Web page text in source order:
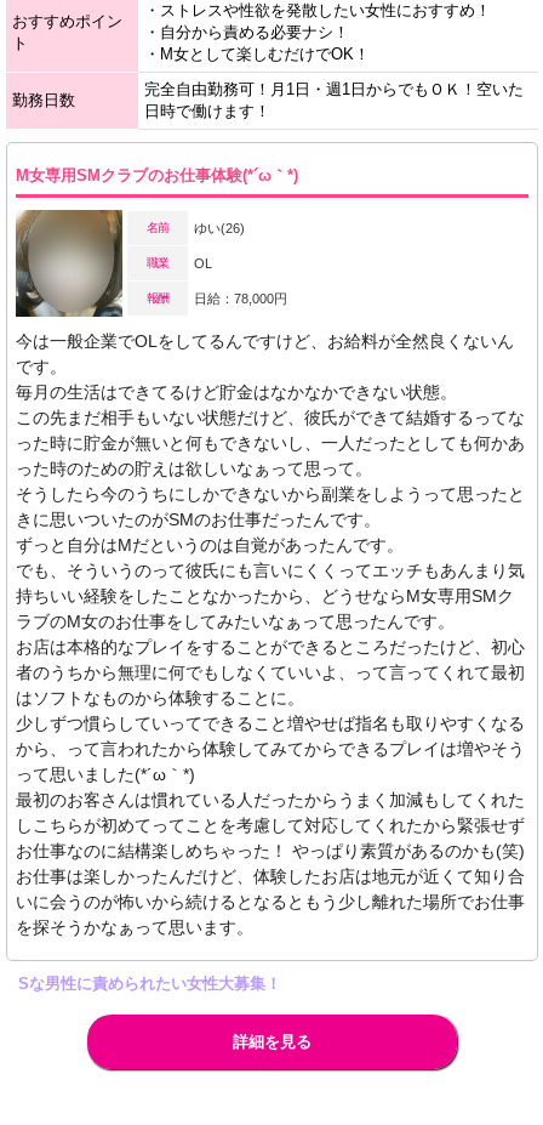
おすすめポイン
ト
・ストレスや性欲を発散したい女性におすすめ！
・自分から責める必要ナシ！
・M女として楽しむだけでOK！
勤務日数
完全自由勤務可！月1日・週1日からでもＯＫ！空いた
日時で働けます！
M女専用SMクラブのお仕事体験(*´ω｀*)
名前 ゆい(26)
職業 OL
報酬 日給：78,000円
今は一般企業でOLをしてるんですけど、お給料が全然良くないん
です。
毎月の生活はできてるけど貯金はなかなかできない状態。
この先まだ相手もいない状態だけど、彼氏ができて結婚するってな
った時に貯金が無いと何もできないし、一人だったとしても何かあ
った時のための貯えは欲しいなぁって思って。
そうしたら今のうちにしかできないから副業をしようって思ったと
きに思いついたのがSMのお仕事だったんです。
ずっと自分はMだというのは自覚があったんです。
でも、そういうのって彼氏にも言いにくくってエッチもあんまり気
持ちいい経験をしたことなかったから、どうせならM女専用SMク
ラブのM女のお仕事をしてみたいなぁって思ったんです。
お店は本格的なプレイをすることができるところだったけど、初心
者のうちから無理に何でもしなくていいよ、って言ってくれて最初
はソフトなものから体験することに。
少しずつ慣らしていってできること増やせば指名も取りやすくなる
から、って言われたから体験してみてからできるプレイは増やそう
って思いました(*´ω｀*)
最初のお客さんは慣れている人だったからうまく加減もしてくれた
しこちらが初めてってことを考慮して対応してくれたから緊張せず
お仕事なのに結構楽しめちゃった！ やっぱり素質があるのかも(笑)
お仕事は楽しかったんだけど、体験したお店は地元が近くて知り合
いに会うのが怖いから続けるとなるともう少し離れた場所でお仕事
を探そうかなぁって思います。
Sな男性に責められたい女性大募集！
詳細を見る